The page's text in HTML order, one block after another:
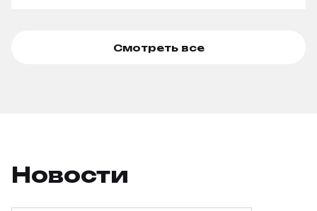
Смотреть все
Новости